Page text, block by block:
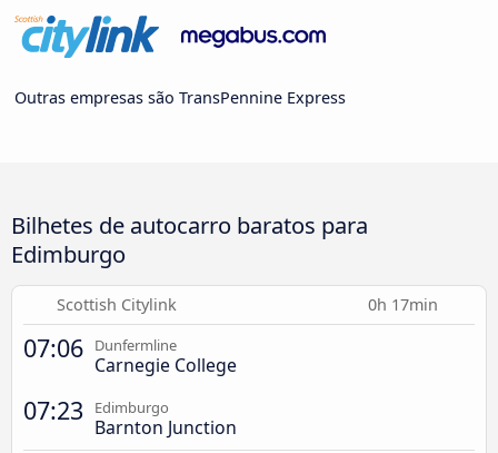
Outras empresas são TransPennine Express
Bilhetes de autocarro baratos para
Edimburgo
Scottish Citylink 0h 17min
07:06 Dunfermline
Carnegie College
07:23 Edimburgo
Barnton Junction